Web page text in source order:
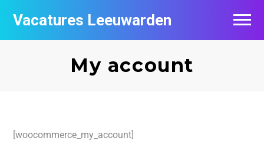
Vacatures Leeuwarden
My account
[woocommerce_my_account]
Vacatures per bedrijf
De populairste vacatures in Leeuwarden